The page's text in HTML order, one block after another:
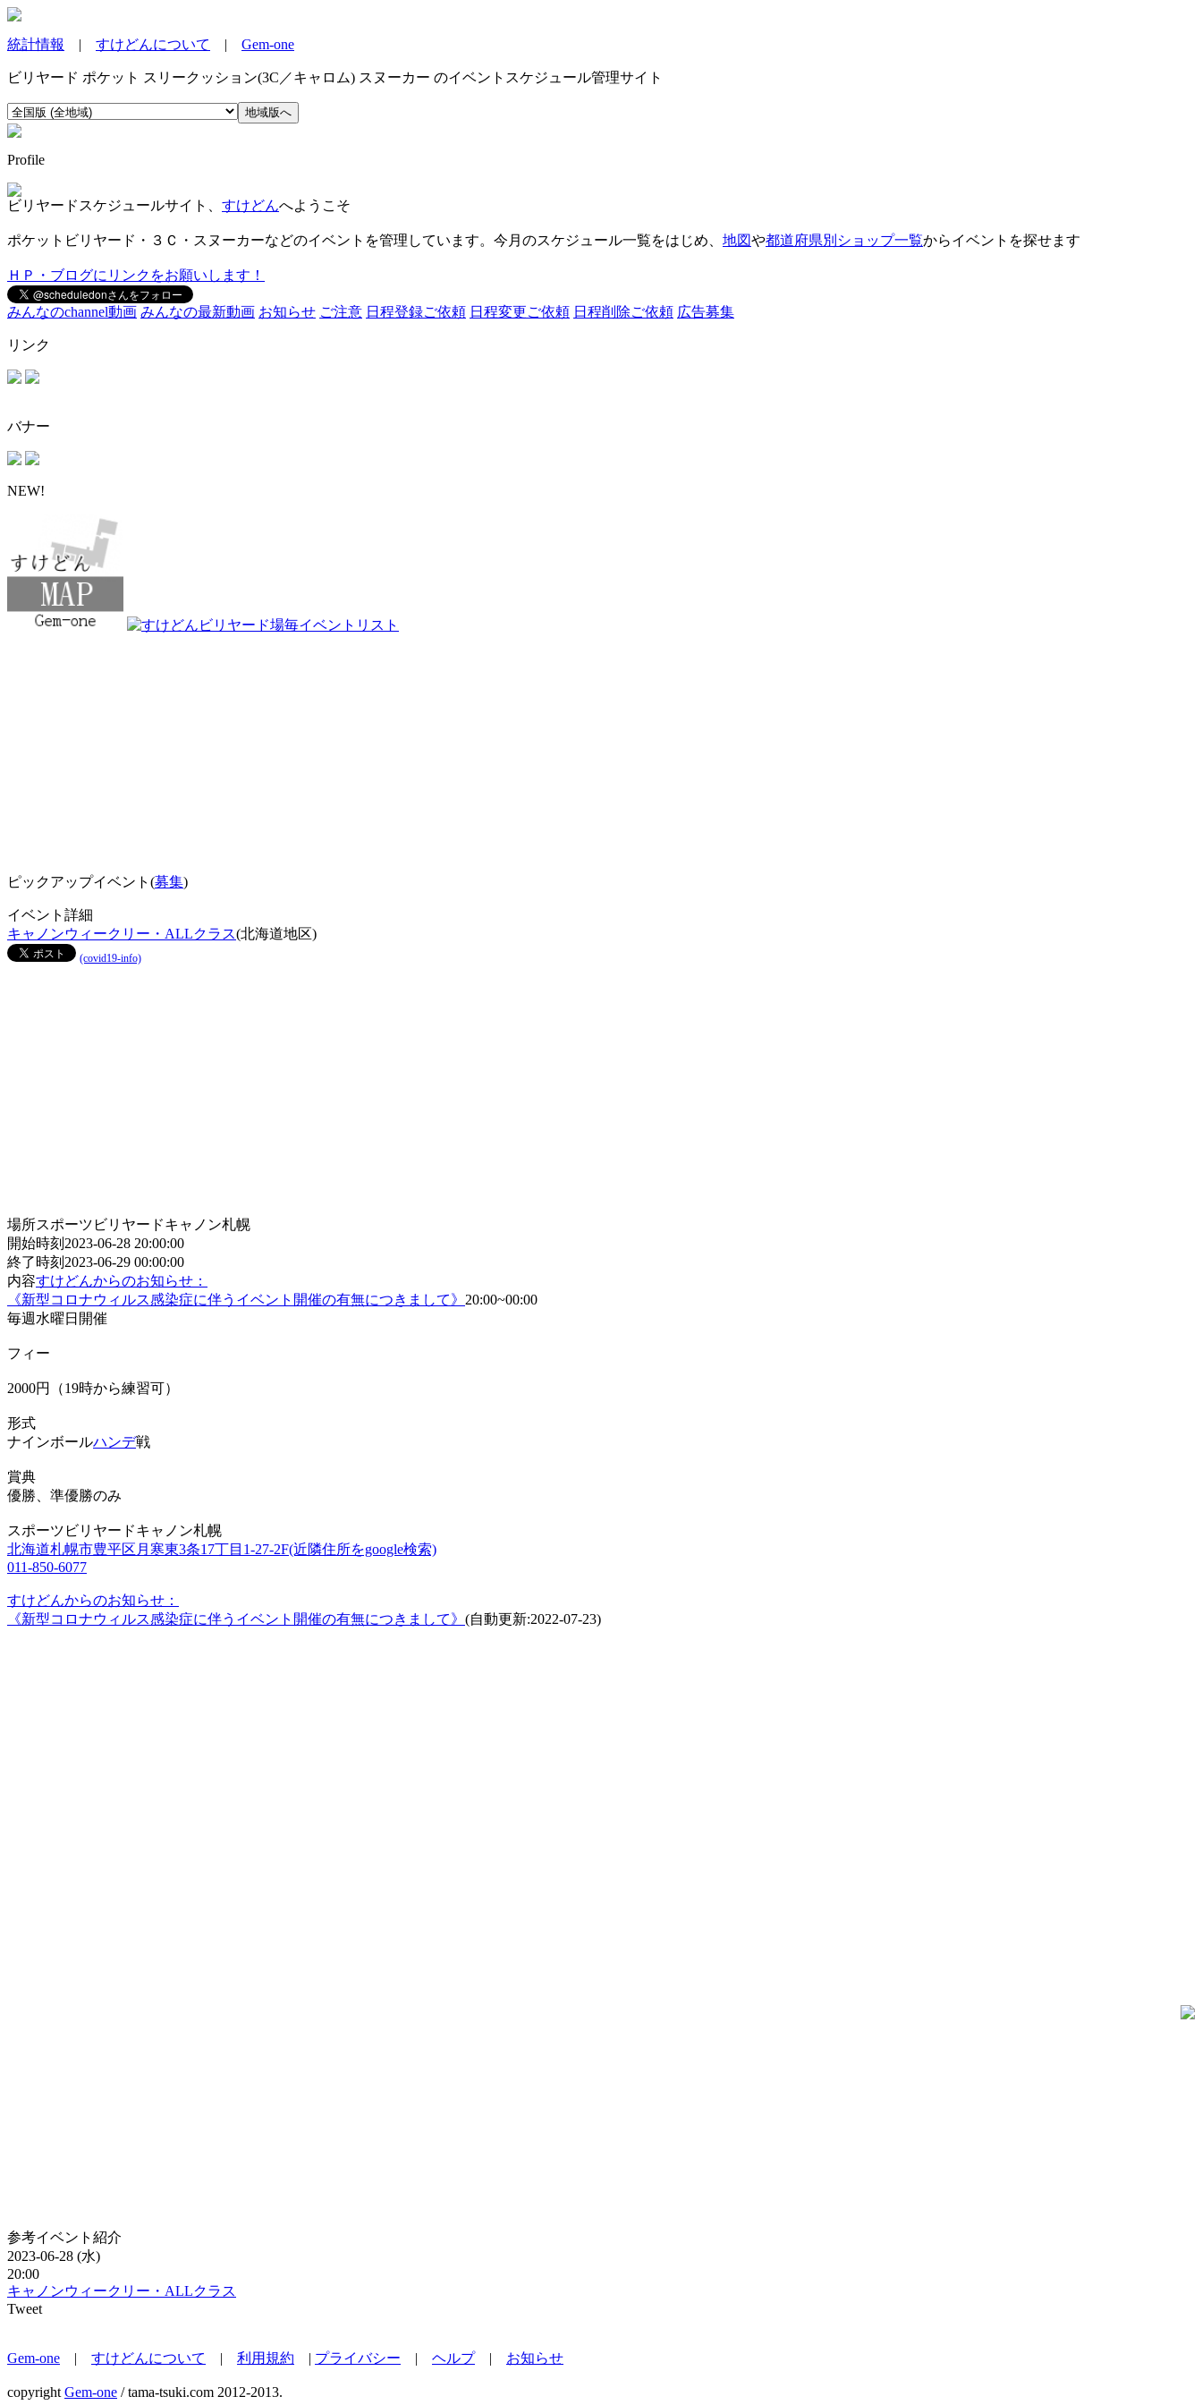
統計情報 | すけどんについて | Gem-one
ビリヤード ポケット スリークッション(3C／キャロム) スヌーカー のイベントスケジュール管理サイト
Profile
ビリヤードスケジュールサイト、 すけどんへようこそ
ポケットビリヤード・３Ｃ・スヌーカーなどのイベントを管理しています。今月のスケジュール一覧をはじめ、 地図や都道府県別ショップ一覧からイベントを探せます
ＨＰ・ブログにリンクをお願いします！
みんなのchannel動画 みんなの最新動画 お知らせ ご注意 日程登録ご依頼 日程変更ご依頼 日程削除ご依頼 広告募集
リンク
バナー
NEW!
ピックアップイベント(募集)
イベント詳細
キャノンウィークリー・ALLクラス(北海道地区)
(covid19-info)
場所スポーツビリヤードキャノン札幌
開始時刻 2023-06-28 20:00:00
終了時刻 2023-06-29 00:00:00
内容すけどんからのお知らせ：
《新型コロナウィルス感染症に伴うイベント開催の有無につきまして》 20:00~00:00
毎週水曜日開催
フィー
2000円（19時から練習可）
形式
ナインボールハンデ戦
賞典
優勝、準優勝のみ
スポーツビリヤードキャノン札幌
北海道札幌市豊平区月寒東3条17丁目1-27-2F(近隣住所をgoogle検索)
011-850-6077
すけどんからのお知らせ：
《新型コロナウィルス感染症に伴うイベント開催の有無につきまして》 (自動更新:2022-07-23)
参考イベント紹介
2023-06-28 (水)
20:00
キャノンウィークリー・ALLクラス
Tweet
Gem-one | すけどんについて | 利用規約 | プライバシー | ヘルプ| お知らせ
copyright Gem-one / tama-tsuki.com 2012-2013.